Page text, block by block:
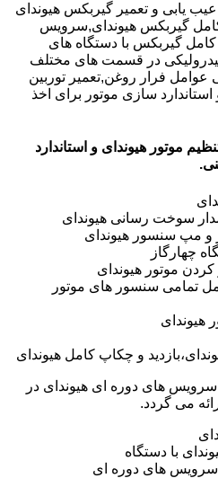
یابی و تعمیر گیربکس هیوندای
گیربکس هیوندای,سرویس
گیربکس با دستگاه های
در قسمت های مختلف
فرار روغن,تعمیر توربین
سازی موتور برای اخذ
موتور هیوندای و استاندارد
سوخت رسانی هیوندای
و مپ سنسور هیوندای
چهارگاز
موتور هیوندای
تمامی سنسور های موتور
هیوندای
و چکاپ کامل هیوندای
های دوره ای هیوندای در
می گردد.
با دستگاه
سرویس های دوره ای